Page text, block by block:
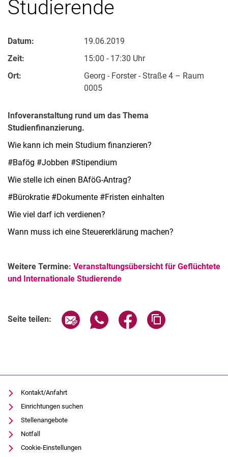
Studierende
Datum:
19.06.2019
Zeit:
15:00 - 17:30 Uhr
Ort:
Georg - Forster - Straße 4 – Raum
0005
Infoveranstaltung rund um das Thema
Studienfinanzierung.
Wie kann ich mein Studium finanzieren?
#Bafög #Jobben #Stipendium
Wie stelle ich einen BAföG-Antrag?
#Bürokratie #Dokumente #Fristen einhalten
Wie viel darf ich verdienen?
Wann muss ich eine Steuererklärung machen?
Weitere Termine: Veranstaltungsübersicht für Geflüchtete
und Internationale Studierende
Seite teilen: Seite über E-Mail teilen
Seite über WhatsApp teilen
Seite über Facebook
Kontakt/Anfahrt
Einrichtungen suchen
Stellenangebote
Notfall
Cookie-Einstellungen